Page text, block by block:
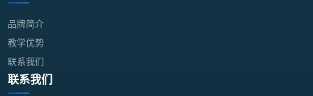
品牌简介
教学优势
联系我们
联系我们